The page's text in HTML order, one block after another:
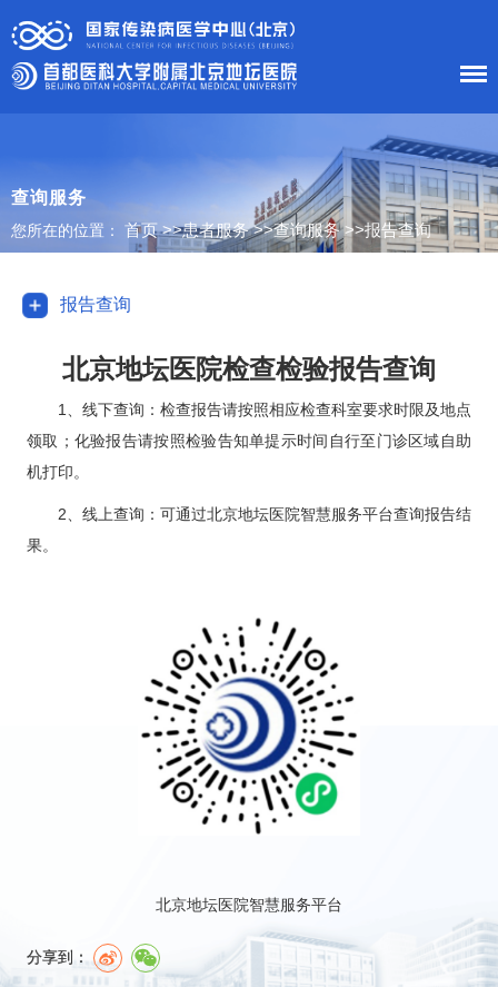
患者服务
科室导航
新闻中心
科研教学
中文版
EN
登录
查询服务
您所在的位置： 首页>>患者服务>>查询服务>>报告查询
报告查询
北京地坛医院检查检验报告查询
1、线下查询：检查报告请按照相应检查科室要求时限及地点
领取；化验报告请按照检验告知单提示时间自行至门诊区域自助
机打印。
2、线上查询：可通过北京地坛医院智慧服务平台查询报告结
果。
北京地坛医院智慧服务平台
分享到：